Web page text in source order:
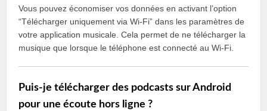
Vous pouvez économiser vos données en activant l’option
“Télécharger uniquement via Wi-Fi” dans les paramètres de
votre application musicale. Cela permet de ne télécharger la
musique que lorsque le téléphone est connecté au Wi-Fi.
Puis-je télécharger des podcasts sur Android
pour une écoute hors ligne ?